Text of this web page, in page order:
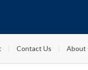
Contact Us About